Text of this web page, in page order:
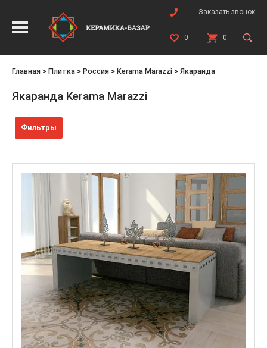
Заказать звонок
0 0
Главная > Плитка > Россия > Kerama Marazzi > Якаранда
Якаранда Kerama Marazzi
Фильтры